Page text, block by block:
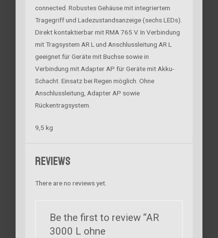
connected. Robustes Gehäuse mit integriertem
Tragegriff und Ladezustandsanzeige (sechs LEDs).
Direkt kontaktierbar mit RMA 765 V. In Verbindung
mit Tragsystem AR L und Anschlussleitung AR L
geeignet für Geräte mit Buchse sowie in
Verbindung mit Adapter AP für Geräte mit Akku-
Schacht. Einsatz bei Regen möglich. Ohne
Anschlussleitung, Adapter AP sowie
Rückentragsystem.
9,5 kg
Reviews
There are no reviews yet.
Be the first to review “AR
3000 L ohne